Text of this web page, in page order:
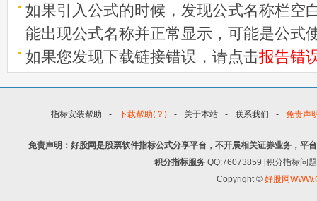
如果引入公式的时候，发现公式名称栏空
能出现公式名称并正常显示，可能是公式
如果您发现下载链接错误，请点击报告错
指标安装帮助 - 下载帮助(？) - 关于本站 - 联系我们 - 免责声
免责声明：好股网是股票软件指标公式分享平台，不开展相关证券业务，平
积分指标服务 QQ:76073859 [积分指标问
Copyright © 好股网